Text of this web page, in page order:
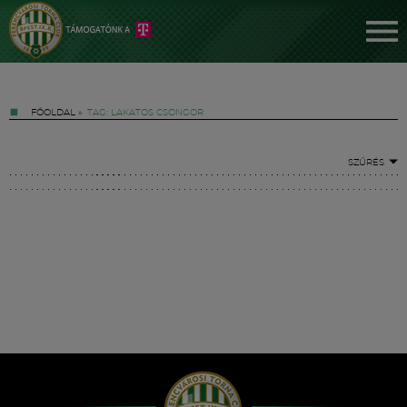
FŐOLDAL » TAG: LAKATOS CSONGOR
SZŰRÉS
Hírek